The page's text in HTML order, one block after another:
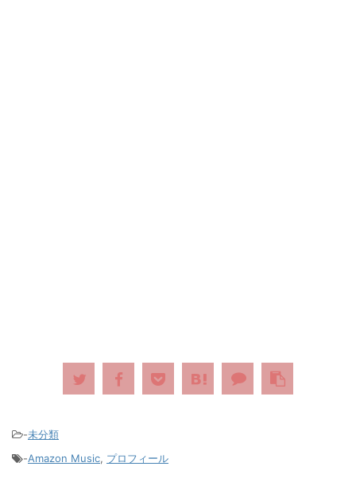
-未分類
-Amazon Music, プロフィール